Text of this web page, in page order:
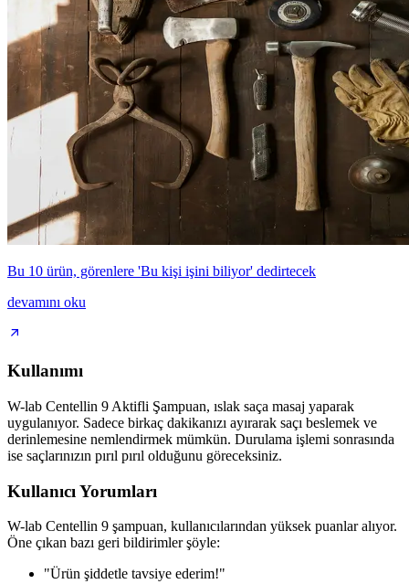
Bu 10 ürün, görenlere 'Bu kişi işini biliyor' dedirtecek
devamını oku
Kullanımı
W-lab Centellin 9 Aktifli Şampuan, ıslak saça masaj yaparak
uygulanıyor. Sadece birkaç dakikanızı ayırarak saçı beslemek ve
derinlemesine nemlendirmek mümkün. Durulama işlemi sonrasında
ise saçlarınızın pırıl pırıl olduğunu göreceksiniz.
Kullanıcı Yorumları
W-lab Centellin 9 şampuan, kullanıcılarından yüksek puanlar alıyor.
Öne çıkan bazı geri bildirimler şöyle:
"Ürün şiddetle tavsiye ederim!"